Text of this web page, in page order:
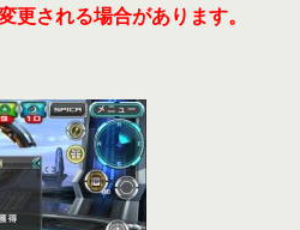
される場合があります。